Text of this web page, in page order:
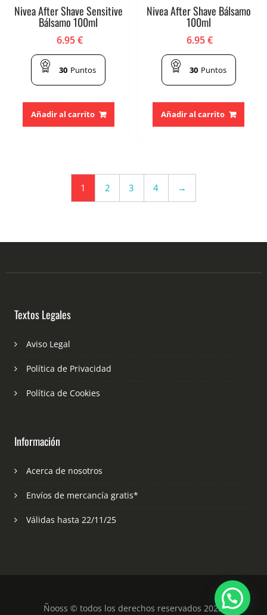
Nivea After Shave Sensitive
Bálsamo 100ml
6.95€
30 Puntos
Añadir al carrito
Nivea After Shave Bálsamo
100ml
6.95€
30 Puntos
Añadir al carrito
1 2 3 4 →
Textos Legales
Aviso Legal
Política de Privacidad
Política de Cookies
Información
Acerca de nosotros
Envíos de mercancía gratis*
Válidas hasta 22/11/25
Ñooss © todos los derechos reservados 2023